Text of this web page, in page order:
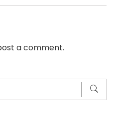
a comment.